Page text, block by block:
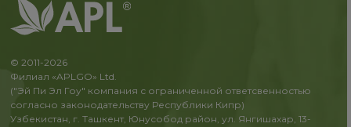
© 2011-2026
Филиал «APLGO» Ltd.
("Эй Пи Эл Гоу" компания с ограниченной ответсвенностью
согласно законодательству Республики Кипр)
Узбекистан, г. Ташкент, Юнусобод район, ул. Янгишахар, 13-